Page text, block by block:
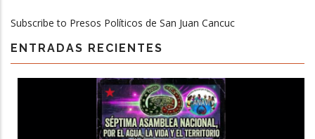
Subscribe to Presos Políticos de San Juan Cancuc
ENTRADAS RECIENTES